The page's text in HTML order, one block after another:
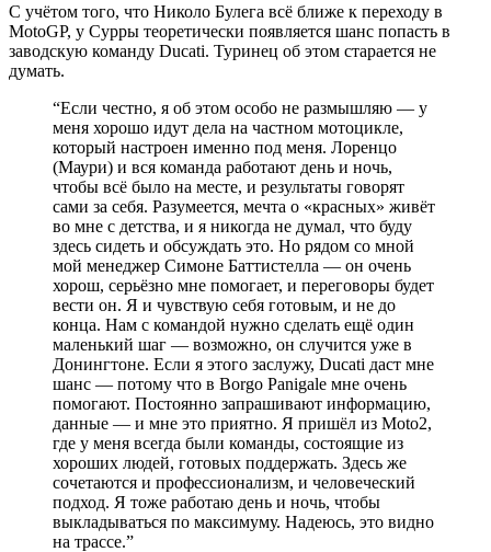
С учётом того, что Николо Булега всё ближе к переходу в
MotoGP, у Сурры теоретически появляется шанс попасть в
заводскую команду Ducati. Туринец об этом старается не
думать.
“Если честно, я об этом особо не размышляю — у
меня хорошо идут дела на частном мотоцикле,
который настроен именно под меня. Лоренцо
(Маури) и вся команда работают день и ночь,
чтобы всё было на месте, и результаты говорят
сами за себя. Разумеется, мечта о «красных» живёт
во мне с детства, и я никогда не думал, что буду
здесь сидеть и обсуждать это. Но рядом со мной
мой менеджер Симоне Баттистелла — он очень
хорош, серьёзно мне помогает, и переговоры будет
вести он. Я и чувствую себя готовым, и не до
конца. Нам с командой нужно сделать ещё один
маленький шаг — возможно, он случится уже в
Донингтоне. Если я этого заслужу, Ducati даст мне
шанс — потому что в Borgo Panigale мне очень
помогают. Постоянно запрашивают информацию,
данные — и мне это приятно. Я пришёл из Moto2,
где у меня всегда были команды, состоящие из
хороших людей, готовых поддержать. Здесь же
сочетаются и профессионализм, и человеческий
подход. Я тоже работаю день и ночь, чтобы
выкладываться по максимуму. Надеюсь, это видно
на трассе.”